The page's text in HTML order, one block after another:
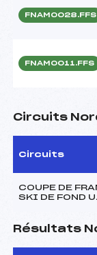
FNAM0028.FFS
FNAM0011.FFS
Circuits
Circuits
COUPE DE
SKI DE FOND
Résultats